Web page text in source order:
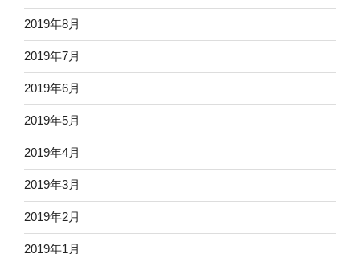
2019年8月
2019年7月
2019年6月
2019年5月
2019年4月
2019年3月
2019年2月
2019年1月